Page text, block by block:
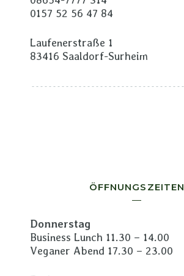
0157 52 56 47 84
Laufenerstraße 1
83416 Saaldorf-Surheim
ÖFFNUNGSZEITEN
Donnerstag
Business Lunch 11.30 – 14.00
Veganer Abend 17.30 – 23.00